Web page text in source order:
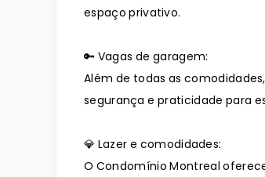
espaço privativo.
🔑 Vagas de garagem:
Além de todas as
segurança e praticidade para
💎 Lazer e comodidades:
O Condomínio Montreal